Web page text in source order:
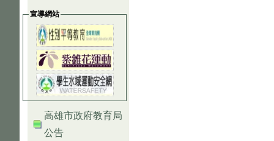
宣導網站
高雄市政府教育局
公告